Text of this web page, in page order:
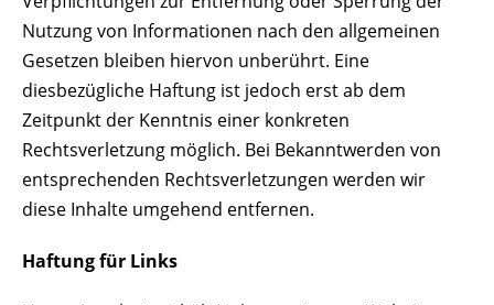
Nutzung von Informationen nach den allgemeinen
Gesetzen bleiben hiervon unberührt. Eine
diesbezügliche Haftung ist jedoch erst ab dem
Zeitpunkt der Kenntnis einer konkreten
Rechtsverletzung möglich. Bei Bekanntwerden von
entsprechenden Rechtsverletzungen werden wir
diese Inhalte umgehend entfernen.
Haftung für Links